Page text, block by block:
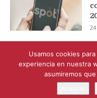
© Newspaper
Usamos cookies
experiencia en nuestra
asumiremos